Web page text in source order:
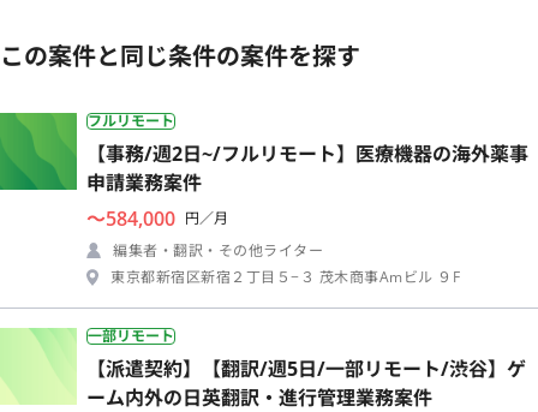
この案件と同じ条件の案件を探す
フルリモート
【事務/週2日~/フルリモート】医療機器の海外薬事
申請業務案件
〜584,000 円／月
編集者・翻訳・その他ライター
東京都新宿区新宿２丁目５−３ 茂木商事Amビル ９F
一部リモート
【派遣契約】【翻訳/週5日/一部リモート/渋谷】ゲ
ーム内外の日英翻訳・進行管理業務案件